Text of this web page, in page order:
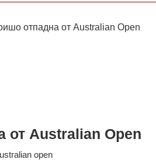
отпадна от Australian Open
Australian Open
open